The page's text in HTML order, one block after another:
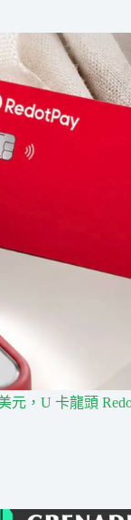
元，U 卡龍頭